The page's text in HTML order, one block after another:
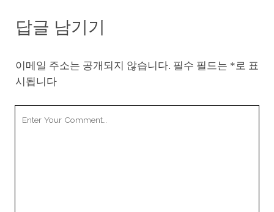
답글 남기기
이메일 주소는 공개되지 않습니다. 필수 필드는 *로 표
시됩니다